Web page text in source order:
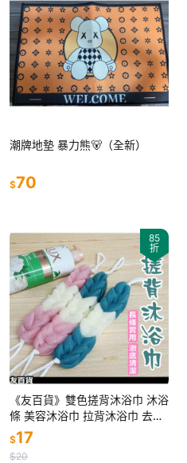
潮牌地墊 暴力熊🐻（全新）
$70
85
折
《友百貨》雙色搓背沐浴巾 沐浴
條 美容沐浴巾 拉背沐浴巾 去角
質 洗澡巾 洗背巾 沐浴用品
$17
$20